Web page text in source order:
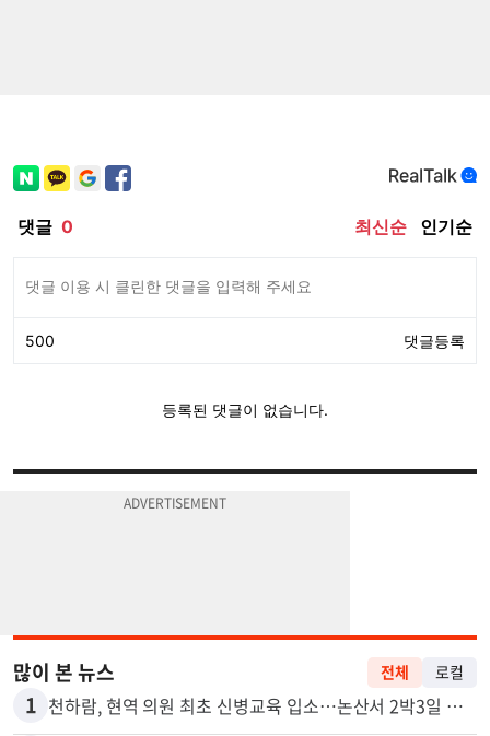
많이 본 뉴스 전체 로컬
1 천하람, 현역 의원 최초 신병교육 입소…논산서 2박3일 생활